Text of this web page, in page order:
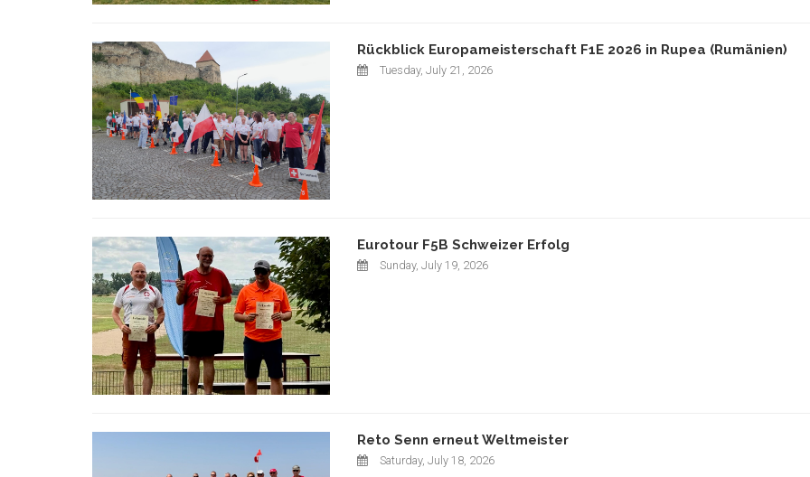
Rückblick Europameisterschaft F1E 2026 in Rupea (Rumänien)
Tuesday, July 21, 2026
Eurotour F5B Schweizer Erfolg
Sunday, July 19, 2026
Reto Senn erneut Weltmeister
Saturday, July 18, 2026